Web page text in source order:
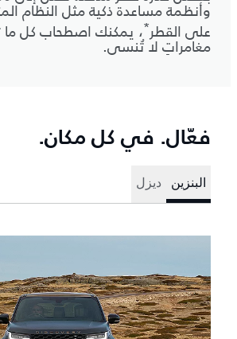
وأنظمة مساعدة ذكية مثل النظام
على القطر*، يمكنك اصطحاب كل ما
مغامراتٍ لا تُنسى.
فعّال. في كل مكان.
البنزين ديزل